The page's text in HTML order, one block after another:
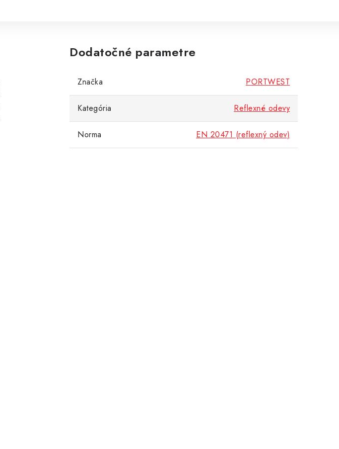
Dodatočné parametre
Značka PORTWEST
Kategória Reflexné odevy
Norma EN 20471 (reflexný odev)